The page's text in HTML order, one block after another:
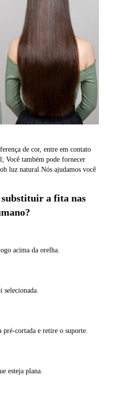
de cor, entre em contato
Você também pode fornecer
luz natural.Nós ajudamos você
substituir a fita nas
acima da orelha.
selecionada.
cortada e retire o suporte.
esteja plana.